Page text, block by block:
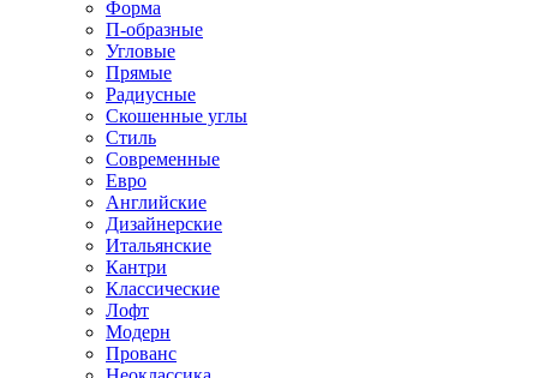
Форма
П-образные
Угловые
Прямые
Радиусные
Скошенные углы
Стиль
Современные
Евро
Английские
Дизайнерские
Итальянские
Кантри
Классические
Лофт
Модерн
Прованс